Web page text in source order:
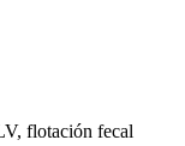
flotación fecal